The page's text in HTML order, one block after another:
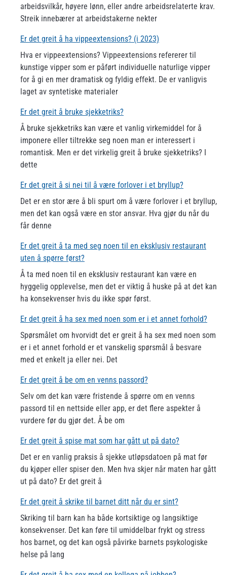
arbeidsvilkår, høyere lønn, eller andre arbeidsrelaterte krav.
Streik innebærer at arbeidstakerne nekter
Er det greit å ha vippeextensions? (i 2023)
Hva er vippeextensions? Vippeextensions refererer til
kunstige vipper som er påført individuelle naturlige vipper
for å gi en mer dramatisk og fyldig effekt. De er vanligvis
laget av syntetiske materialer
Er det greit å bruke sjekketriks?
Å bruke sjekketriks kan være et vanlig virkemiddel for å
imponere eller tiltrekke seg noen man er interessert i
romantisk. Men er det virkelig greit å bruke sjekketriks? I
dette
Er det greit å si nei til å være forlover i et bryllup?
Det er en stor ære å bli spurt om å være forlover i et bryllup,
men det kan også være en stor ansvar. Hva gjør du når du
får denne
Er det greit å ta med seg noen til en eksklusiv restaurant
uten å spørre først?
Å ta med noen til en eksklusiv restaurant kan være en
hyggelig opplevelse, men det er viktig å huske på at det kan
ha konsekvenser hvis du ikke spør først.
Er det greit å ha sex med noen som er i et annet forhold?
Spørsmålet om hvorvidt det er greit å ha sex med noen som
er i et annet forhold er et vanskelig spørsmål å besvare
med et enkelt ja eller nei. Det
Er det greit å be om en venns passord?
Selv om det kan være fristende å spørre om en venns
passord til en nettside eller app, er det flere aspekter å
vurdere før du gjør det. Å be om
Er det greit å spise mat som har gått ut på dato?
Det er en vanlig praksis å sjekke utløpsdatoen på mat før
du kjøper eller spiser den. Men hva skjer når maten har gått
ut på dato? Er det greit å
Er det greit å skrike til barnet ditt når du er sint?
Skriking til barn kan ha både kortsiktige og langsiktige
konsekvenser. Det kan føre til umiddelbar frykt og stress
hos barnet, og det kan også påvirke barnets psykologiske
helse på lang